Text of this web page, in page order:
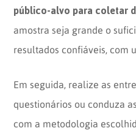
público-alvo para coletar
amostra seja grande o
resultados confiáveis, com
Em seguida, realize as
questionários ou conduza
com a metodologia